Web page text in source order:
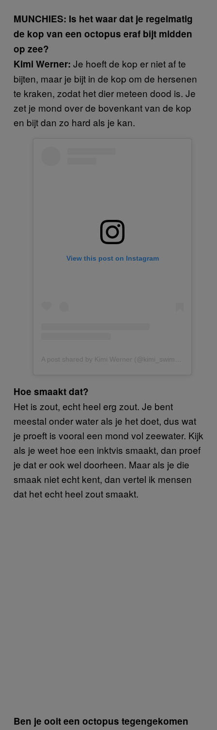
MUNCHIES: Is het waar dat je regelmatig
de kop van een octopus eraf bijt midden
op zee?
Kimi Werner: Je hoeft de kop er niet af te
bijten, maar je bijt in de kop om de hersenen
te kraken, zodat het dier meteen dood is. Je
zet je mond over de bovenkant van de kop
en bijt dan zo hard als je kan.
View this post on Instagram
A post shared by Kimi Werner (@kimi_swimmy)
Hoe smaakt dat?
Het is zout, echt heel erg zout. Je bent
meestal onder water als je het doet, dus wat
je proeft is vooral een mond vol zeewater. Kijk
als je weet hoe een inktvis smaakt, dan proef
je dat er ook wel doorheen. Maar als je die
smaak niet echt kent, dan vertel ik mensen
dat het echt heel zout smaakt.
Ben je ooit een octopus tegengekomen